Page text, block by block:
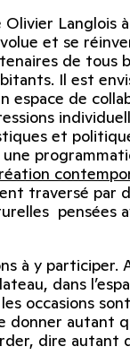
Olivier Langlois
et se
de tous
Il est
espace de
et
traversé par
pensées
à y participer.
dans
occasions
donner autant
dire autant